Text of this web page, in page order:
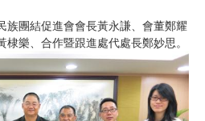
族團結促進會會長黃永謙、會董鄭耀
樂、合作暨跟進處代處長鄭妙思。